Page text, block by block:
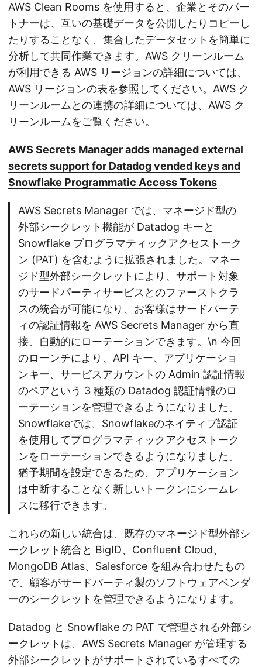
AWS Clean Rooms を使用すると、企業とそのパー
トナーは、互いの基礎データを公開したりコピーし
たりすることなく、集合したデータセットを簡単に
分析して共同作業できます。AWS クリーンルーム
が利用できる AWS リージョンの詳細については、
AWS リージョンの表を参照してください。AWS ク
リーンルームとの連携の詳細については、AWS ク
リーンルームをご覧ください。
AWS Secrets Manager adds managed external
secrets support for Datadog vended keys and
Snowflake Programmatic Access Tokens
AWS Secrets Manager では、マネージド型の
外部シークレット機能が Datadog キーと
Snowflake プログラマティックアクセストーク
ン (PAT) を含むように拡張されました。マネー
ジド型外部シークレットにより、サポート対象
のサードパーティサービスとのファーストクラ
スの統合が可能になり、お客様はサードパーテ
ィの認証情報を AWS Secrets Manager から直
接、自動的にローテーションできます。\n 今回
のローンチにより、API キー、アプリケーショ
ンキー、サービスアカウントの Admin 認証情報
のペアという 3 種類の Datadog 認証情報のロ
ーテーションを管理できるようになりました。
Snowflakeでは、Snowflakeのネイティブ認証
を使用してプログラマティックアクセストーク
ンをローテーションできるようになりました。
猶予期間を設定できるため、アプリケーション
は中断することなく新しいトークンにシームレ
スに移行できます。
これらの新しい統合は、既存のマネージド型外部シ
ークレット統合と BigID、Confluent Cloud、
MongoDB Atlas、Salesforce を組み合わせたもの
で、顧客がサードパーティ製のソフトウェアベンダ
ーのシークレットを管理できるようになります。
Datadog と Snowflake の PAT で管理される外部シ
ークレットは、AWS Secrets Manager が管理する
外部シークレットがサポートされているすべての